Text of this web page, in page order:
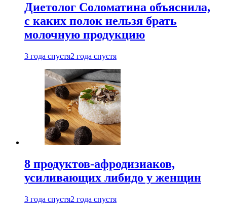
Диетолог Соломатина объяснила,
с каких полок нельзя брать
молочную продукцию
3 года спустя2 года спустя
8 продуктов-афродизиаков,
усиливающих либидо у женщин
3 года спустя2 года спустя